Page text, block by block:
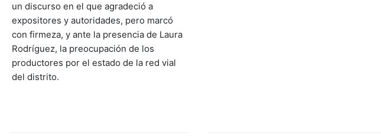
un discurso en el que agradeció a
expositores y autoridades, pero marcó
con firmeza, y ante la presencia de Laura
Rodríguez, la preocupación de los
productores por el estado de la red vial
del distrito.